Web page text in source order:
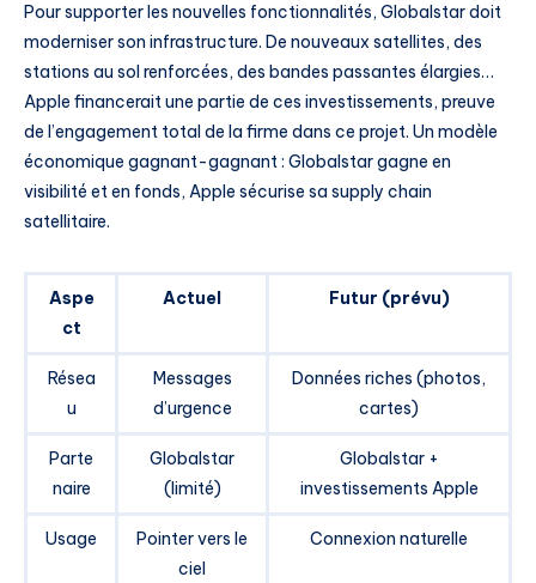
Pour supporter les nouvelles fonctionnalités, Globalstar doit
moderniser son infrastructure. De nouveaux satellites, des
stations au sol renforcées, des bandes passantes élargies…
Apple financerait une partie de ces investissements, preuve
de l’engagement total de la firme dans ce projet. Un modèle
économique gagnant-gagnant : Globalstar gagne en
visibilité et en fonds, Apple sécurise sa supply chain
satellitaire.
Aspe
ct
Actuel Futur (prévu)
Résea
u
Messages
d’urgence
Données riches (photos,
cartes)
Parte
naire
Globalstar
(limité)
Globalstar +
investissements Apple
Usage
Pointer vers le
ciel
Connexion naturelle